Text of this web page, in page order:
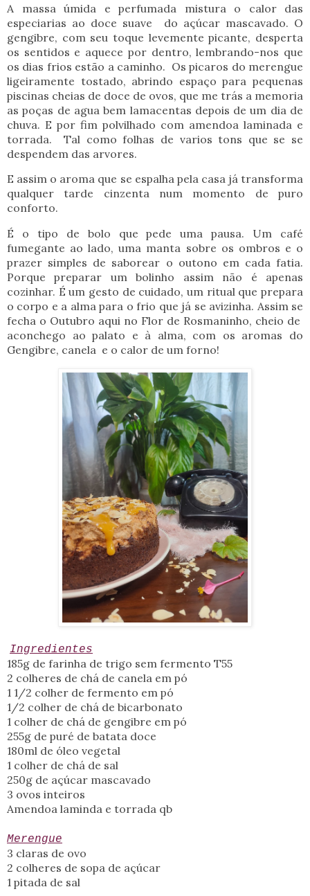
A massa úmida e perfumada mistura o calor das
especiarias ao doce suave do açúcar mascavado. O
gengibre, com seu toque levemente picante, desperta
os sentidos e aquece por dentro, lembrando-nos que
os dias frios estão a caminho. Os picaros do merengue
ligeiramente tostado, abrindo espaço para pequenas
piscinas cheias de doce de ovos, que me trás a memoria
as poças de agua bem lamacentas depois de um dia de
chuva. E por fim polvilhado com amendoa laminada e
torrada. Tal como folhas de varios tons que se se
despendem das arvores.
E assim o aroma que se espalha pela casa já transforma
qualquer tarde cinzenta num momento de puro
conforto.
É o tipo de bolo que pede uma pausa. Um café
fumegante ao lado, uma manta sobre os ombros e o
prazer simples de saborear o outono em cada fatia.
Porque preparar um bolinho assim não é apenas
cozinhar. É um gesto de cuidado, um ritual que prepara
o corpo e a alma para o frio que já se avizinha. Assim se
fecha o Outubro aqui no Flor de Rosmaninho, cheio de
aconchego ao palato e à alma, com os aromas do
Gengibre, canela e o calor de um forno!
Ingredientes
185g de farinha de trigo sem fermento T55
2 colheres de chá de canela em pó
1 1/2 colher de fermento em pó
1/2 colher de chá de bicarbonato
1 colher de chá de gengibre em pó
255g de puré de batata doce
180ml de óleo vegetal
1 colher de chá de sal
250g de açúcar mascavado
3 ovos inteiros
Amendoa laminda e torrada qb
Merengue
3 claras de ovo
2 colheres de sopa de açúcar
1 pitada de sal